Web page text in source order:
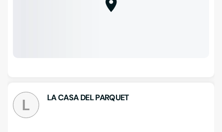
L LA CASA DEL PARQUET